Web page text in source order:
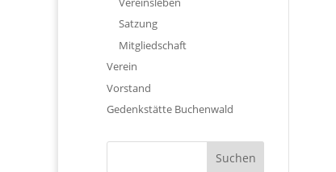
Satzung
Mitgliedschaft
Verein
Vorstand
Gedenkstätte Buchenwald